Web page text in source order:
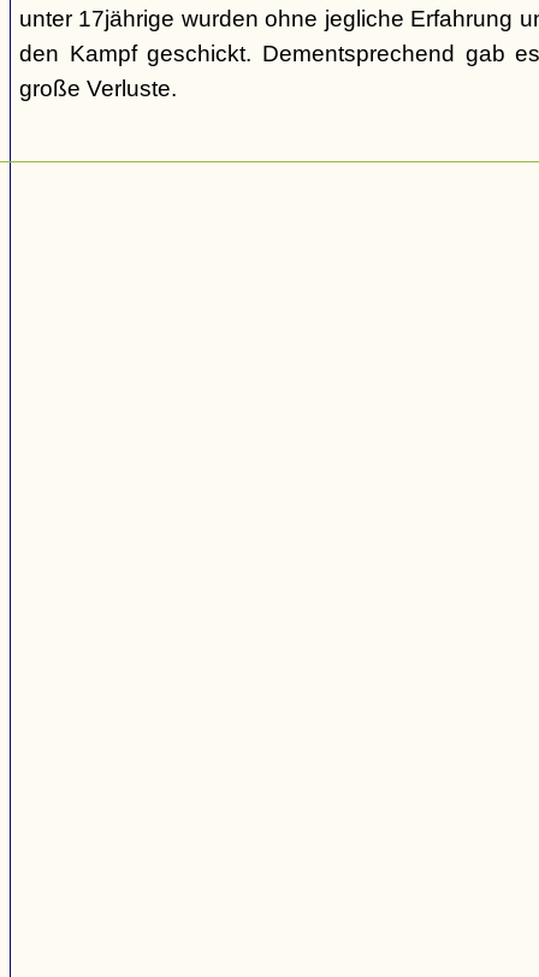
unter 17jährige wurden ohne jegliche Erfahrung
den Kampf geschickt. Dementsprechend gab
große Verluste.